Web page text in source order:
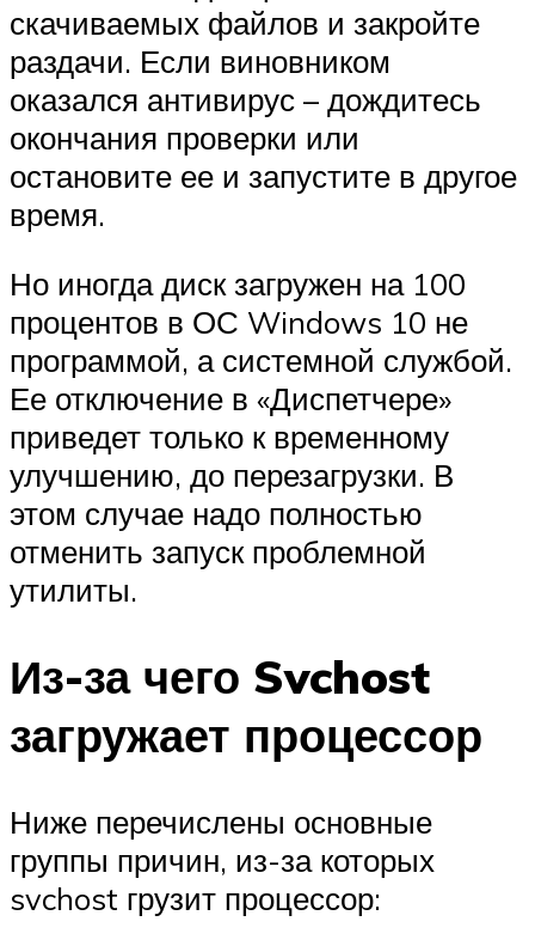
скачиваемых файлов и закройте
раздачи. Если виновником
оказался антивирус – дождитесь
окончания проверки или
остановите ее и запустите в другое
время.
Но иногда диск загружен на 100
процентов в ОС Windows 10 не
программой, а системной службой.
Ее отключение в «Диспетчере»
приведет только к временному
улучшению, до перезагрузки. В
этом случае надо полностью
отменить запуск проблемной
утилиты.
Из-за чего Svchost
загружает процессор
Ниже перечислены основные
группы причин, из-за которых
svchost грузит процессор: